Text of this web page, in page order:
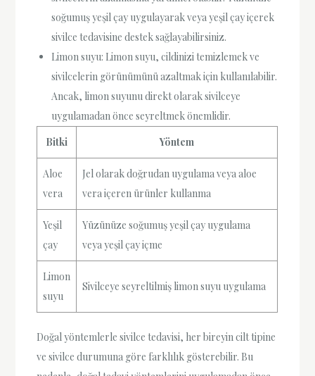
soğumuş yeşil çay uygulayarak veya yeşil çay içerek
sivilce tedavisine destek sağlayabilirsiniz.
Limon suyu: Limon suyu, cildinizi temizlemek ve
sivilcelerin görünümünü azaltmak için kullanılabilir.
Ancak, limon suyunu direkt olarak sivilceye
uygulamadan önce seyreltmek önemlidir.
Bitki
Yöntem
Aloe
vera
Jel olarak doğrudan uygulama veya aloe
vera içeren ürünler kullanma
Yeşil
çay
Yüzünüze soğumuş yeşil çay uygulama
veya yeşil çay içme
Limon
suyu
Sivilceye seyreltilmiş limon suyu uygulama
Doğal yöntemlerle sivilce tedavisi, her bireyin cilt tipine
ve sivilce durumuna göre farklılık gösterebilir. Bu